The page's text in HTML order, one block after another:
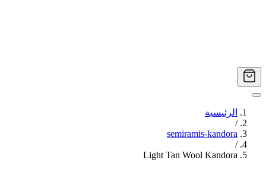
الرئيسية
/
semiramis-kandora
/
Light Tan Wool Kandora